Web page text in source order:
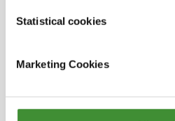
Statistical cookies
Marketing Cookies
La Fundación BKT, que
los niños de las
Las actividades sociales
parte importante de la